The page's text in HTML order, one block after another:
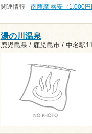
関連情報 南薩摩 格安（1,000円
湯の川温泉
鹿児島県 / 鹿児島市 / 中名駅